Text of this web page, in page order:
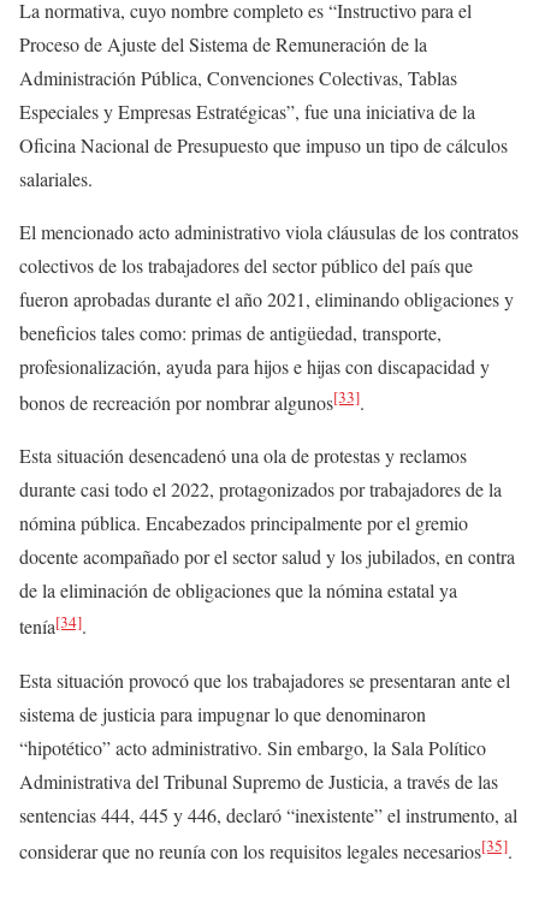
La normativa, cuyo nombre completo es “Instructivo para el
Proceso de Ajuste del Sistema de Remuneración de la
Administración Pública, Convenciones Colectivas, Tablas
Especiales y Empresas Estratégicas”, fue una iniciativa de la
Oficina Nacional de Presupuesto que impuso un tipo de cálculos
salariales.
El mencionado acto administrativo viola cláusulas de los contratos
colectivos de los trabajadores del sector público del país que
fueron aprobadas durante el año 2021, eliminando obligaciones y
beneficios tales como: primas de antigüedad, transporte,
profesionalización, ayuda para hijos e hijas con discapacidad y
bonos de recreación por nombrar algunos[33].
Esta situación desencadenó una ola de protestas y reclamos
durante casi todo el 2022, protagonizados por trabajadores de la
nómina pública. Encabezados principalmente por el gremio
docente acompañado por el sector salud y los jubilados, en contra
de la eliminación de obligaciones que la nómina estatal ya
tenía[34].
Esta situación provocó que los trabajadores se presentaran ante el
sistema de justicia para impugnar lo que denominaron
“hipotético” acto administrativo. Sin embargo, la Sala Político
Administrativa del Tribunal Supremo de Justicia, a través de las
sentencias 444, 445 y 446, declaró “inexistente” el instrumento, al
considerar que no reunía con los requisitos legales necesarios[35].